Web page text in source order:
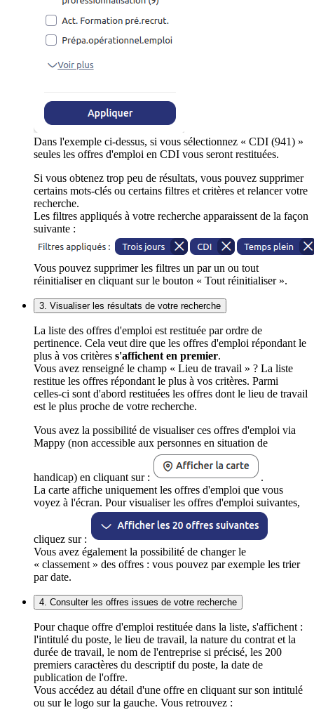
Dans l'exemple ci-dessus, si vous sélectionnez « CDI (941) »
seules les offres d'emploi en CDI vous seront restituées.
Si vous obtenez trop peu de résultats, vous pouvez supprimer
certains mots-clés ou certains filtres et critères et relancer votre
recherche.
Les filtres appliqués à votre recherche apparaissent de la façon
suivante :
Vous pouvez supprimer les filtres un par un ou tout
réinitialiser en cliquant sur le bouton « Tout réinitialiser ».
3. Visualiser les résultats de votre recherche
La liste des offres d'emploi est restituée par ordre de
pertinence. Cela veut dire que les offres d'emploi répondant le
plus à vos critères s'affichent en premier.
Vous avez renseigné le champ « Lieu de travail » ? La liste
restitue les offres répondant le plus à vos critères. Parmi
celles-ci sont d'abord restituées les offres dont le lieu de travail
est le plus proche de votre recherche.
Vous avez la possibilité de visualiser ces offres d'emploi via
Mappy (non accessible aux personnes en situation de
handicap) en cliquant sur :
.
La carte affiche uniquement les offres d'emploi que vous
voyez à l'écran. Pour visualiser les offres d'emploi suivantes,
cliquez sur :
Vous avez également la possibilité de changer le
« classement » des offres : vous pouvez par exemple les trier
par date.
4. Consulter les offres issues de votre recherche
Pour chaque offre d'emploi restituée dans la liste, s'affichent :
l'intitulé du poste, le lieu de travail, la nature du contrat et la
durée de travail, le nom de l'entreprise si précisé, les 200
premiers caractères du descriptif du poste, la date de
publication de l'offre.
Vous accédez au détail d'une offre en cliquant sur son intitulé
ou sur le logo sur la gauche. Vous retrouvez :